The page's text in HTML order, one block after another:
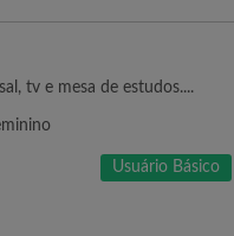
tv e mesa de estudos....
Usuário Básico